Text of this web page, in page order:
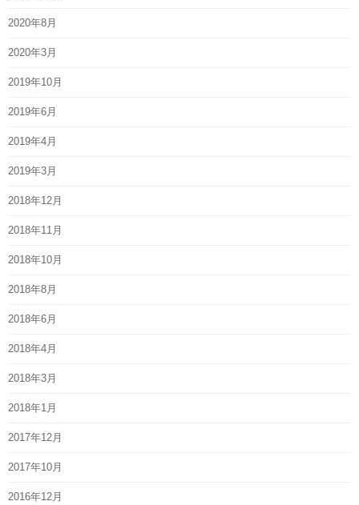
2020年8月
2020年3月
2019年10月
2019年6月
2019年4月
2019年3月
2018年12月
2018年11月
2018年10月
2018年8月
2018年6月
2018年4月
2018年3月
2018年1月
2017年12月
2017年10月
2016年12月